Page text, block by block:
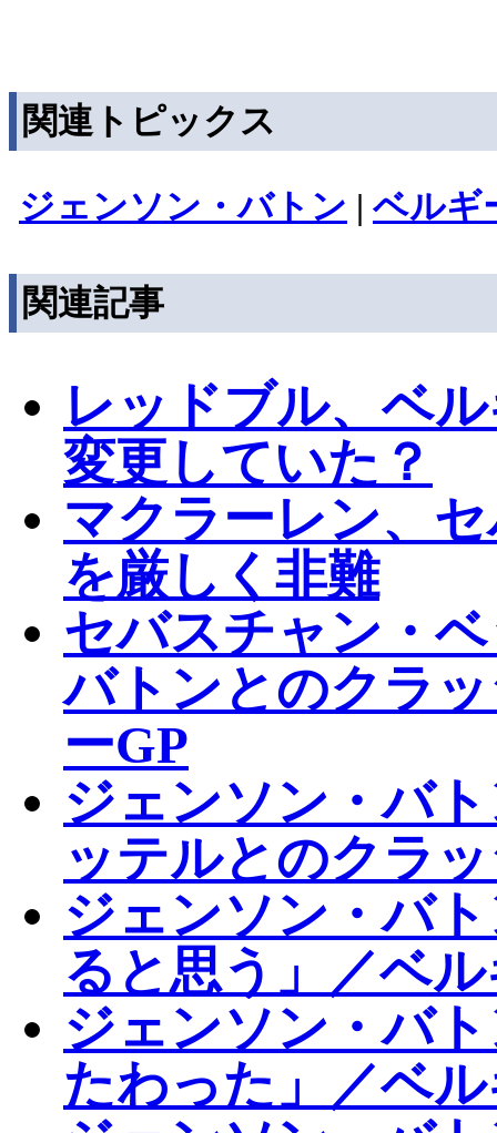
関連トピックス
ジェンソン・バトン | ベルギ
関連記事
レッドブル、ベ
変更していた？
マクラーレン、
を厳しく非難
セバスチャン・
バトンとのクラ
ーGP
ジェンソン・バ
ッテルとのクラ
ジェンソン・バ
ると思う」／ベ
ジェンソン・バ
たわった」／ベ